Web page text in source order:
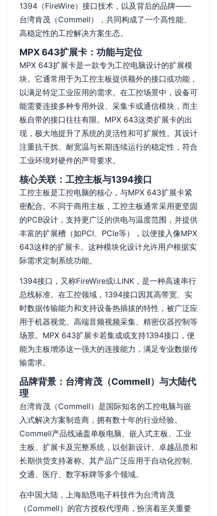
1394（FireWire）接口技术，以及背后的品牌——
台湾肯茂（Commell），共同构成了一个高性能、
高稳定性的工控解决方案生态。
MPX 643扩展卡：功能与定位
MPX 643扩展卡是一款专为工控电脑设计的扩展模
块。它通常用于为工控主板提供额外的接口或功能，
以满足特定工业应用的需求。在工控场景中，设备可
能需要连接多种专用外设、采集卡或通信模块，而主
板自带的接口往往有限。MPX 643这类扩展卡的出
现，极大地提升了系统的灵活性和可扩展性。其设计
注重抗干扰、耐宽温与长期连续运行的稳定性，符合
工业环境对硬件的严苛要求。
核心关联：工控主板与1394接口
工控主板是工控电脑的核心，与MPX 643扩展卡紧
密配合。不同于商用主板，工控主板通常采用更坚固
的PCB设计，支持更广泛的供电与温度范围，并提供
丰富的扩展槽（如PCI、PCIe等），以便接入像MPX
643这样的扩展卡。这种模块化设计允许用户根据实
际需求定制系统功能。
1394接口，又称FireWire或i.LINK，是一种高速串行
总线标准。在工控领域，1394接口因其高带宽、实
时数据传输能力和支持设备热插拔的特性，被广泛应
用于机器视觉、高端音频视频采集、精密仪器控制等
场景。MPX 643扩展卡若集成或支持1394接口，便
能为主板增添这一强大的连接能力，满足专业数据传
输需求。
品牌背景：台湾肯茂（Commell）与大陆代
理
台湾肯茂（Commell）是国际知名的工控电脑与嵌
入式解决方案制造商，拥有数十年的行业经验。
Commell产品线涵盖单板电脑、嵌入式主板、工业
主板、扩展卡及完整系统，以创新设计、卓越品质和
长期供货支持著称。其产品广泛应用于自动化控制、
交通、医疗、数字标牌等多个领域。
在中国大陆，上海励恳电子科技作为台湾肯茂
（Commell）的官方授权代理商，扮演着至关重要